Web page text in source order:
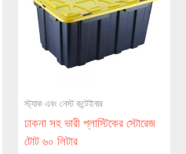
স্ট্যাক এবং নেস্ট কন্টেইনার
ঢাকনা সহ ভারী প্লাস্টিকের স্টোরেজ
টোট ৬০ লিটার